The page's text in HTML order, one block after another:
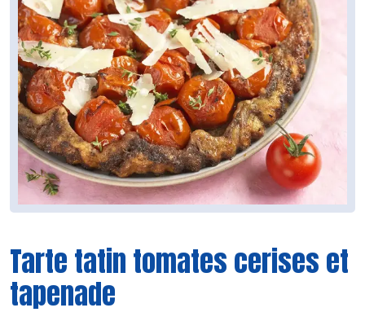
Tarte tatin tomates cerises et
tapenade